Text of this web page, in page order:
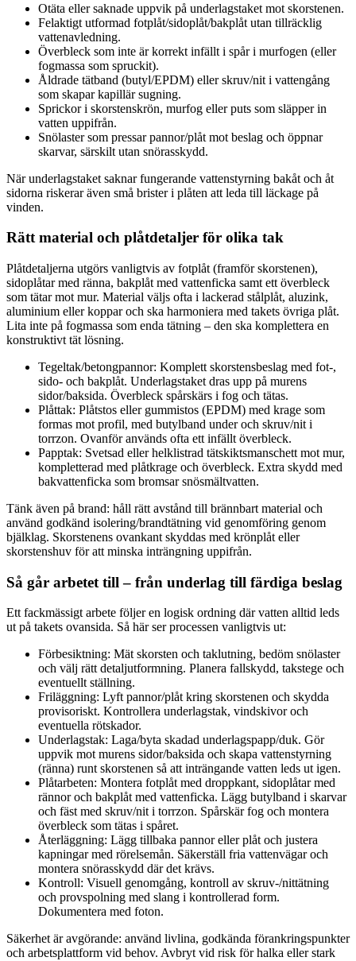
Otäta eller saknade uppvik på underlagstaket mot skorstenen.
Felaktigt utformad fotplåt/sidoplåt/bakplåt utan tillräcklig
vattenavledning.
Överbleck som inte är korrekt infällt i spår i murfogen (eller
fogmassa som spruckit).
Åldrade tätband (butyl/EPDM) eller skruv/nit i vattengång
som skapar kapillär sugning.
Sprickor i skorstenskrön, murfog eller puts som släpper in
vatten uppifrån.
Snölaster som pressar pannor/plåt mot beslag och öppnar
skarvar, särskilt utan snörasskydd.
När underlagstaket saknar fungerande vattenstyrning bakåt och åt
sidorna riskerar även små brister i plåten att leda till läckage på
vinden.
Rätt material och plåtdetaljer för olika tak
Plåtdetaljerna utgörs vanligtvis av fotplåt (framför skorstenen),
sidoplåtar med ränna, bakplåt med vattenficka samt ett överbleck
som tätar mot mur. Material väljs ofta i lackerad stålplåt, aluzink,
aluminium eller koppar och ska harmoniera med takets övriga plåt.
Lita inte på fogmassa som enda tätning – den ska komplettera en
konstruktivt tät lösning.
Tegeltak/betongpannor: Komplett skorstensbeslag med fot-,
sido- och bakplåt. Underlagstaket dras upp på murens
sidor/baksida. Överbleck spårskärs i fog och tätas.
Plåttak: Plåtstos eller gummistos (EPDM) med krage som
formas mot profil, med butylband under och skruv/nit i
torrzon. Ovanför används ofta ett infällt överbleck.
Papptak: Svetsad eller helklistrad tätskiktsmanschett mot mur,
kompletterad med plåtkrage och överbleck. Extra skydd med
bakvattenficka som bromsar snösmältvatten.
Tänk även på brand: håll rätt avstånd till brännbart material och
använd godkänd isolering/brandtätning vid genomföring genom
bjälklag. Skorstenens ovankant skyddas med krönplåt eller
skorstenshuv för att minska inträngning uppifrån.
Så går arbetet till – från underlag till färdiga beslag
Ett fackmässigt arbete följer en logisk ordning där vatten alltid leds
ut på takets ovansida. Så här ser processen vanligtvis ut:
Förbesiktning: Mät skorsten och taklutning, bedöm snölaster
och välj rätt detaljutformning. Planera fallskydd, takstege och
eventuellt ställning.
Friläggning: Lyft pannor/plåt kring skorstenen och skydda
provisoriskt. Kontrollera underlagstak, vindskivor och
eventuella rötskador.
Underlagstak: Laga/byta skadad underlagspapp/duk. Gör
uppvik mot murens sidor/baksida och skapa vattenstyrning
(ränna) runt skorstenen så att inträngande vatten leds ut igen.
Plåtarbeten: Montera fotplåt med droppkant, sidoplåtar med
rännor och bakplåt med vattenficka. Lägg butylband i skarvar
och fäst med skruv/nit i torrzon. Spårskär fog och montera
överbleck som tätas i spåret.
Återläggning: Lägg tillbaka pannor eller plåt och justera
kapningar med rörelsemån. Säkerställ fria vattenvägar och
montera snörasskydd där det krävs.
Kontroll: Visuell genomgång, kontroll av skruv-/nittätning
och provspolning med slang i kontrollerad form.
Dokumentera med foton.
Säkerhet är avgörande: använd livlina, godkända förankringspunkter
och arbetsplattform vid behov. Avbryt vid risk för halka eller stark